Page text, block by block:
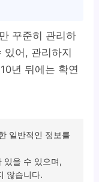
꾸준히 관리하
있어, 관리하지
년 뒤에는 확연
일반적인 정보를
있을 수 있으며,
않습니다.